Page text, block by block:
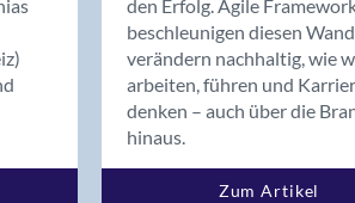
den Erfolg. Agile
beschleunigen diesen
verändern nachhaltig, wie
arbeiten, führen und
denken – auch über die
hinaus.
Zum Artikel